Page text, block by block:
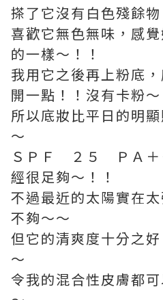
搽了它沒有白色殘餘
喜歡它無色無味，感
的一樣～！！
我用它之後再上粉底
開一點！！沒有卡粉～
所以底妝比平日的明
～
ＳＰＦ ２５ ＰＡ＋
經很足夠～！！
不過最近的太陽實在
不夠～～
但它的清爽度十分之
～
令我的混合性皮膚都